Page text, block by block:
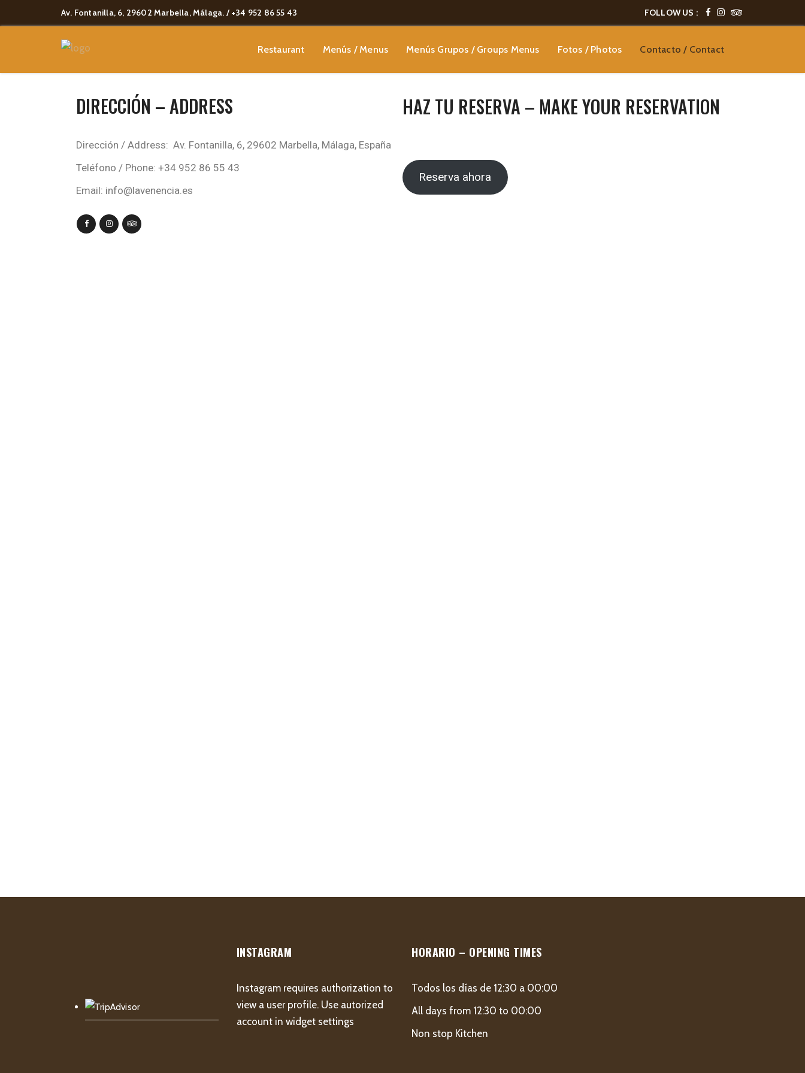
Av. Fontanilla, 6, 29602 Marbella, Málaga. / +34 952 86 55 43 FOLLOW US :
Restaurant Menús / Menus Menús Grupos / Groups Menus Fotos / Photos Contacto / Contact
DIRECCIÓN – ADDRESS
Dirección / Address: Av. Fontanilla, 6, 29602 Marbella, Málaga, España
Teléfono / Phone: +34 952 86 55 43
Email: info@lavenencia.es
HAZ TU RESERVA – MAKE YOUR RESERVATION
Reserva ahora
INSTAGRAM
Instagram requires authorization to
view a user profile. Use autorized
account in widget settings
HORARIO – OPENING TIMES
Todos los días de 12:30 a 00:00
All days from 12:30 to 00:00
Non stop Kitchen